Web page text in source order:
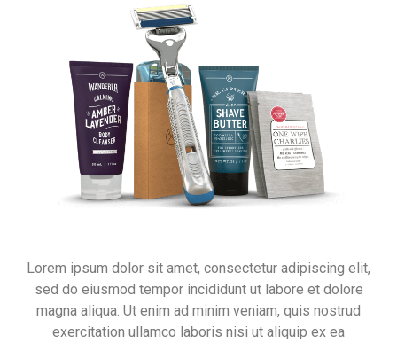
Lorem ipsum dolor sit amet, consectetur adipiscing elit,
sed do eiusmod tempor incididunt ut labore et dolore
magna aliqua. Ut enim ad minim veniam, quis nostrud
exercitation ullamco laboris nisi ut aliquip ex ea